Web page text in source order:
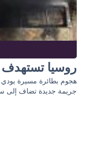
روسيا تستهدف
هجوم بطائرة مسيرة يودي
جريمة جديدة تضاف إلى